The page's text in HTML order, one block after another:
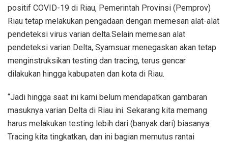
positif COVID-19 di Riau, Pemerintah Provinsi (Pemprov)
Riau tetap melakukan pengadaan dengan memesan alat-alat
pendeteksi virus varian delta.Selain memesan alat
pendeteksi varian Delta, Syamsuar menegaskan akan tetap
menginstruksikan testing dan tracing, terus gencar
dilakukan hingga kabupaten dan kota di Riau.
“Jadi hingga saat ini kami belum mendapatkan gambaran
masuknya varian Delta di Riau ini. Sekarang kita memang
harus melakukan testing lebih dari (banyak dari) biasanya.
Tracing kita tingkatkan, dan ini bagian memutus rantai